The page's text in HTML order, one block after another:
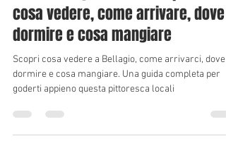
17 mar 2023
Tempo di lettura: 3 min
Visita Bellagio: Guida completa su
cosa vedere, come arrivare, dove
dormire e cosa mangiare
dormire e cosa mangiare. Una guida completa per
goderti appieno questa pittoresca locali